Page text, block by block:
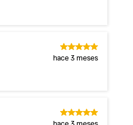
hace 3 meses
hace 3 meses